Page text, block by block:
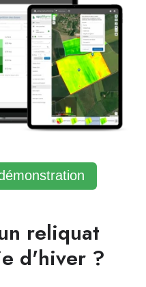
reliquat
d'hiver ?